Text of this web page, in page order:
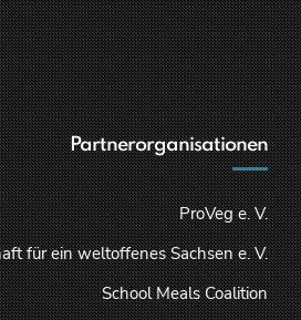
Partnerorganisationen
ProVeg e. V.
für ein weltoffenes Sachsen e. V.
School Meals Coalition